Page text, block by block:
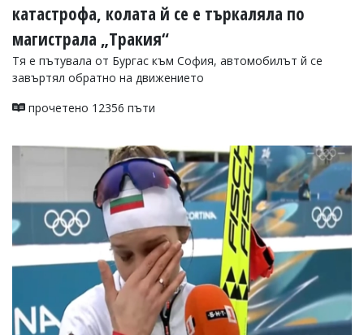
за
коментар,
моля
сигнализирайте
катастрофа, колата й се е търкаляла по
магистрала „Тракия“
Тя е пътувала от Бургас към София, автомобилът й се
завъртял обратно на движението
прочетено 12356 пъти